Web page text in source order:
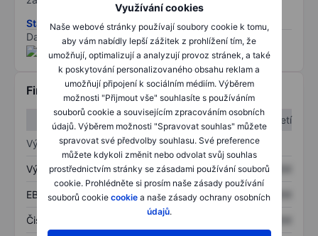
Využívání cookies
Naše webové stránky používají soubory cookie k tomu,
aby vám nabídly lepší zážitek z prohlížení tím, že
umožňují, optimalizují a analyzují provoz stránek, a také
k poskytování personalizovaného obsahu reklam a
umožňují připojení k sociálním médiím. Výběrem
možnosti "Přijmout vše" souhlasíte s používáním
souborů cookie a souvisejícím zpracováním osobních
údajů. Výběrem možnosti "Spravovat souhlas" můžete
spravovat své předvolby souhlasu. Své preference
můžete kdykoli změnit nebo odvolat svůj souhlas
prostřednictvím stránky se zásadami používání souborů
cookie. Prohlédněte si prosím naše zásady používání
souborů cookie cookie a naše zásady ochrany osobních
údajů.
Stáhněte si metodiku rizik ESG
Data poskytnuta od
/
Finanční informace
1. čtvrtletí
2. čtvrtletí
Výkaz zisku a ztráty
Výnos XXXXXXX XXXXXXX
EBITDA XXXXXXX XXXXXXX
Čistý příjem